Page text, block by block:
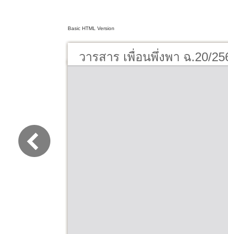
Basic HTML Version
วารสาร เพื่อนพึ่งพา ฉ.20/